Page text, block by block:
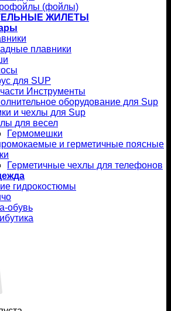
(фойлы)
ЖИЛЕТЫ
плавники
для SUP
Инструменты
оборудование для Sup
и чехлы для Sup
для весел
Гермомешки
и герметичные поясные
Герметичные чехлы для телефонов
гидрокостюмы
обувь